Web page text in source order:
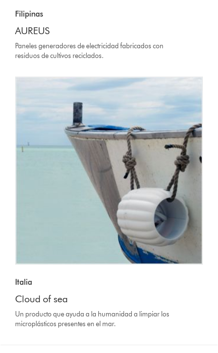
Filipinas
AUREUS
Paneles generadores de electricidad fabricados con
residuos de cultivos reciclados.
Italia
Cloud of sea
Un producto que ayuda a la humanidad a limpiar los
microplásticos presentes en el mar.